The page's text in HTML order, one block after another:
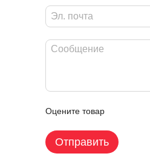
Оцените товар
Отправить